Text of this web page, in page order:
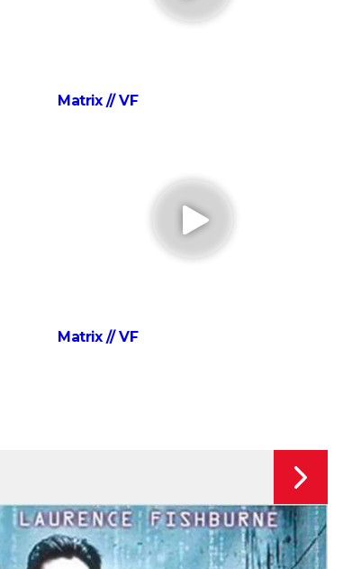
Hunger Games 5 : critique, casting,
bande-annonce, séances... Tout sur
Blade Runner
E.T. l'extraterrestre
Dune 3 : une bande-annonce
spectaculaire pour le final de la saga,
Matrix // VF
Matrix // VF